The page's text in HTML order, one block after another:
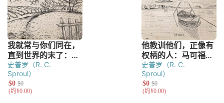
史普罗（R. C.
Sproul）
史普罗（R. C.
Sproul）